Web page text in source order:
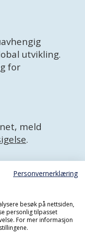
utvikling.
for
meld
.
Personvernerklæring
besøk på nettsiden,
personlig tilpasset
For mer informasjon